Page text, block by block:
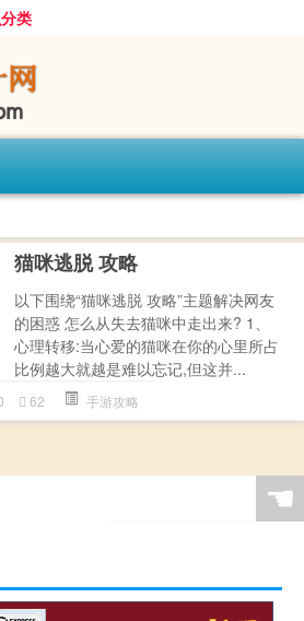
类
猫咪逃脱 攻略
以下围绕“猫咪逃脱 攻略”主题解决网友
的困惑 怎么从失去猫咪中走出来? 1、
心理转移:当心爱的猫咪在你的心里所占
比例越大就越是难以忘记,但这并...
62 手游攻略
☚